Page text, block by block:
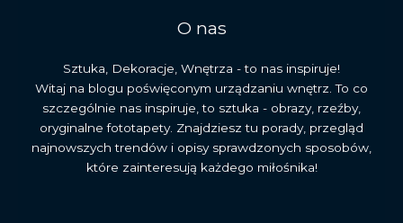
O nas
Sztuka, Dekoracje, Wnętrza - to nas inspiruje!
Witaj na blogu poświęconym urządzaniu wnętrz. To co
szczególnie nas inspiruje, to sztuka - obrazy, rzeźby,
oryginalne fototapety. Znajdziesz tu porady, przegląd
najnowszych trendów i opisy sprawdzonych sposobów,
które zainteresują każdego miłośnika!